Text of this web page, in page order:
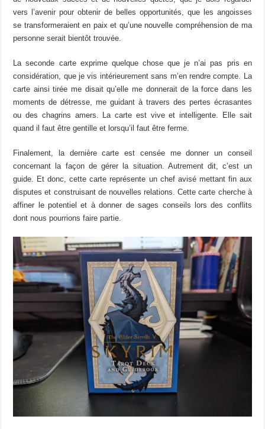
vers l’avenir pour obtenir de belles opportunités, que les angoisses
se transformeraient en paix et qu’une nouvelle compréhension de ma
personne serait bientôt trouvée.
La seconde carte exprime quelque chose que je n’ai pas pris en
considération, que je vis intérieurement sans m’en rendre compte. La
carte ainsi tirée me disait qu’elle me donnerait de la force dans les
moments de détresse, me guidant à travers des pertes écrasantes
ou des chagrins amers. La carte est vive et intelligente. Elle sait
quand il faut être gentille et lorsqu’il faut être ferme.
Finalement, la dernière carte est censée me donner un conseil
concernant la façon de gérer la situation. Autrement dit, c’est un
guide. Et donc, cette carte représente un chef avisé mettant fin aux
disputes et construisant de nouvelles relations. Cette carte cherche à
affiner le potentiel et à donner de sages conseils lors des conflits
dont nous pourrions faire partie.